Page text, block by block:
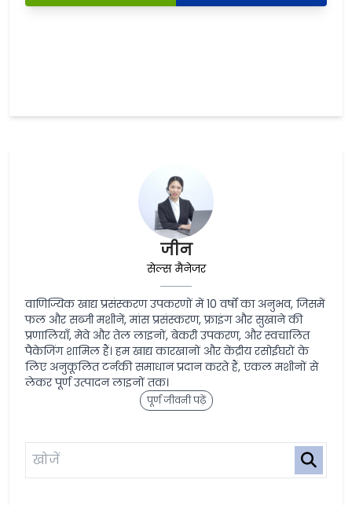
जीन
सेल्स मैनेजर
वाणिज्यिक खाद्य प्रसंस्करण उपकरणों में 10 वर्षों का अनुभव, जिसमें
फल और सब्जी मशीनें, मांस प्रसंस्करण, फ्राइंग और सुखाने की
प्रणालियाँ, मेवे और तेल लाइनों, बेकरी उपकरण, और स्वचालित
पैकेजिंग शामिल हैं। हम खाद्य कारखानों और केंद्रीय रसोईघरों के
लिए अनुकूलित टर्नकी समाधान प्रदान करते हैं, एकल मशीनों से
लेकर पूर्ण उत्पादन लाइनों तक।
पूर्ण जीवनी पढ़ें